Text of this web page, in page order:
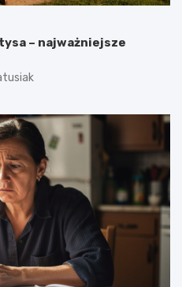
– najważniejsze